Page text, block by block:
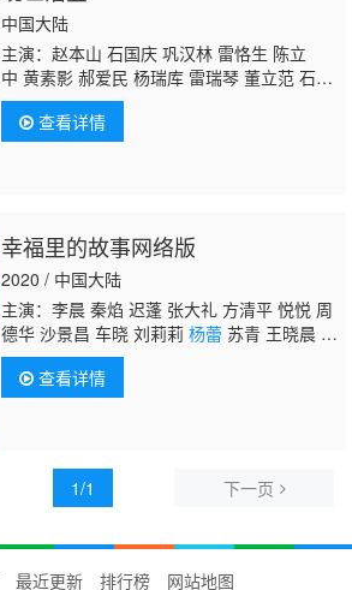
中国大陆
主演：赵本山 石国庆 巩汉林 雷恪生 陈立
中 黄素影 郝爱民 杨瑞库 雷瑞琴 董立范 石一
夫 李金祥 郭达杨蕾
查看详情
幸福里的故事网络版
2020 / 中国大陆
主演：李晨 秦焰 迟蓬 张大礼 方清平 悦悦 周
德华 沙景昌 车晓 刘莉莉 杨蕾苏青 王晓晨 那
志东 凌子桐 张慧敏
查看详情
1/1 下一页
最近更新 排行榜 网站地图